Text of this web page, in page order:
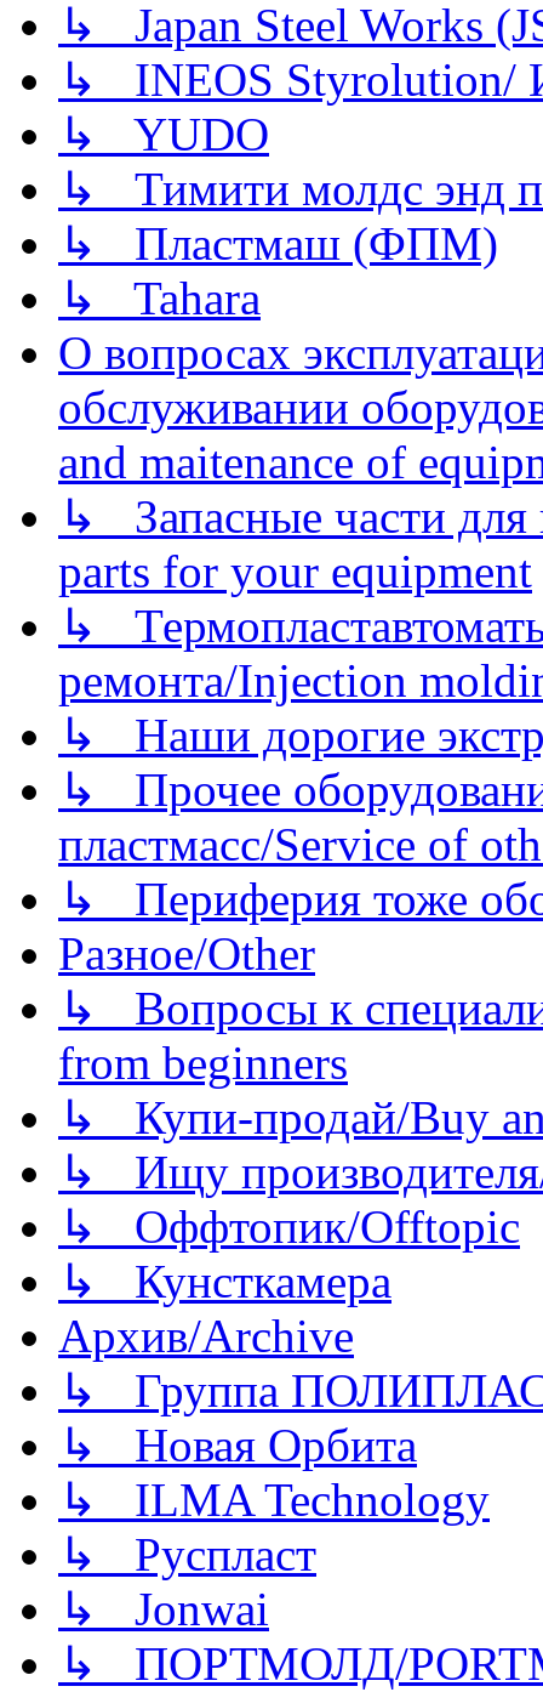
↳ Japan Steel Works
↳ INEOS
↳ YUDO
↳ Тимити молдс энд
↳ Пластмаш (ФПМ)
↳ Tahara
О вопросах
обслуживании
and maitenance of
↳ Запасные части для
parts for your equipment
↳
ремонта/Injection
↳ Наши дорогие
↳ Прочее
пластмасс/Service of
↳ Периферия тоже
Разное/Other
↳ Вопросы к
from beginners
↳ Купи-продай/Buy
↳ Ищу
↳ Оффтопик/Offtopic
↳ Кунсткамера
Архив/Archive
↳ Группа
↳ Новая Орбита
↳ ILMA Technology
↳ Руспласт
↳ Jonwai
↳ ПОРТМОЛД/